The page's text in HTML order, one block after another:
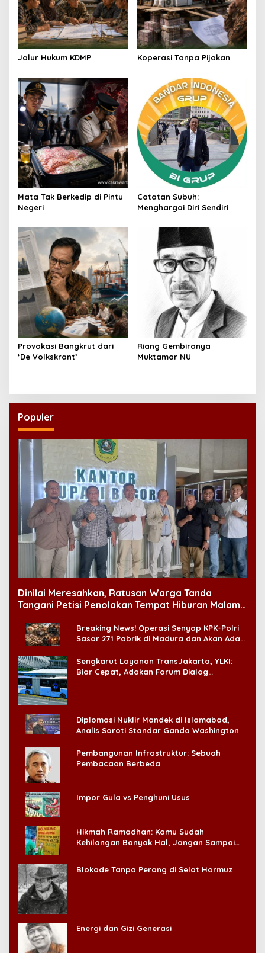
i
o
n
Jalur Hukum KDMP Koperasi Tanpa Pijakan
Mata Tak Berkedip di Pintu
Negeri
Catatan Subuh:
Menghargai Diri Sendiri
Provokasi Bangkrut dari
‘De Volkskrant’
Riang Gembiranya
Muktamar NU
Populer
Dinilai Meresahkan, Ratusan Warga Tanda
Tangani Petisi Penolakan Tempat Hiburan Malam
Breaking News! Operasi Senyap KPK-Polri
Sasar 271 Pabrik di Madura dan Akan Ada
Sengkarut Layanan TransJakarta, YLKI:
Biar Cepat, Adakan Forum Dialog
Diplomasi Nuklir Mandek di Islamabad,
Analis Soroti Standar Ganda Washington
Pembangunan Infrastruktur: Sebuah
Pembacaan Berbeda
Impor Gula vs Penghuni Usus
Hikmah Ramadhan: Kamu Sudah
Kehilangan Banyak Hal, Jangan Sampai
Blokade Tanpa Perang di Selat Hormuz
Energi dan Gizi Generasi